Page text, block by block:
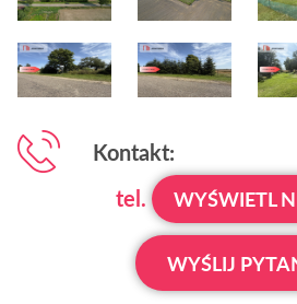
Kontakt:
tel.
WYŚWIETL
WYŚLIJ